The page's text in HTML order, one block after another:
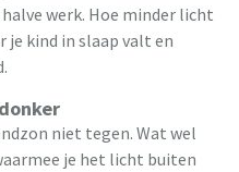
werk. Hoe minder licht
kind in slaap valt en
niet tegen. Wat wel
je het licht buiten